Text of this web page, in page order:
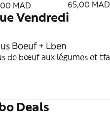
MAD
65,00 MAD
Vendredi
Boeuf + Lben
de bœuf aux légumes et
Deals